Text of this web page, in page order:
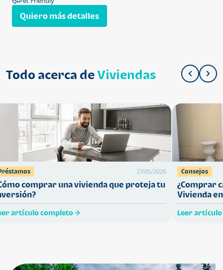
Quiero más detalles
Todo acerca deViviendas
27/05/2026
comprar una vivienda que proteja tu
artículo completo
Consejos
¿Comprar
Vivienda
Leer